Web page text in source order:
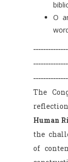
O
--------------
The
Human
the
of